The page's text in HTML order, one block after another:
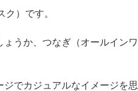
）です。
うか、つなぎ（オールインワ
でカジュアルなイメージを思